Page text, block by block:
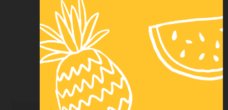
RAYONNAGE CANTILEVER LOURD
GALVANISÉ
3 271,00 € HT